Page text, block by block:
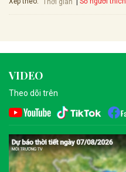
VIDEO
Theo dõi trên